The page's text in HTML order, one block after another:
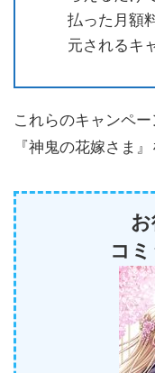
払った月額
元されるキ
これらのキャンペ
『神鬼の花嫁さま
コ